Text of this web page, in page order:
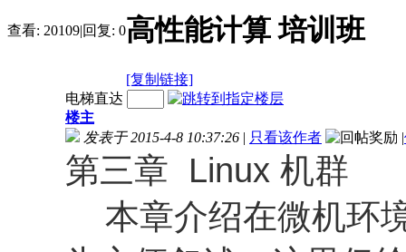
查看: 20109|回复: 0高性能计算 培训班
[复制链接]
电梯直达
楼主
发表于 2015-4-8 10:37:26 | 只看该作者 |
第三章 Linux 机群
本章介绍在微机环